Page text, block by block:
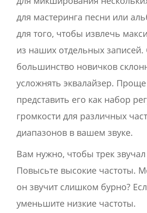
для мастеринга песни или
для того, чтобы извлечь
из наших отдельных записей.
большинство новичков
усложнять эквалайзер. Проще
представить его как набор
громкости для различных
диапазонов в вашем звуке.
Вам нужно, чтобы трек
Повысьте высокие частоты.
он звучит слишком бурно?
уменьшите низкие частоты.